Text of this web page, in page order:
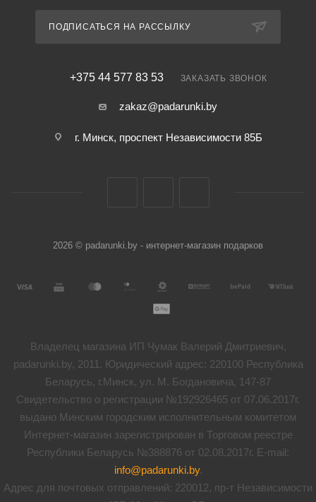
ПОДПИСАТЬСЯ НА РАССЫЛКУ
+375 44 577 83 53 ЗАКАЗАТЬ ЗВОНОК
zakaz@padarunki.by
г. Минск, проспект Независимости 85Б
2026 © padarunki.by - интернет-магазин подарков
Владелец магазина ИП Чумак Валерий Дмитриевич,
padarunki.by, 2011. Юридический адрес: 220100 Республика
Беларусь, г.Минск, ул. М. Богдановича, 147-87
Свидетельство о регистрации №192926465 от 07.06.2017г.
выдано Минским городским исполнительным комитетом
Интернет-магазин зарегистрирован в Торговом реестре
Республики Беларусь №388876 от 02.08.2017г. E-mail:
info@padarunki.by.
Адрес для почтовых отправлений: 220012, пр-т Независимости